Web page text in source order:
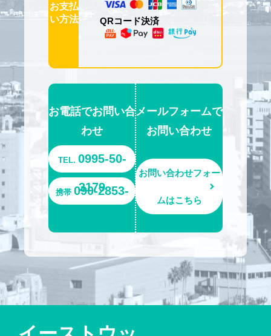
お支払
い方法
QRコード決済
お電話でお問い合
わせ
TEL. 0995-50-
3179
携帯 090-2853-
メールフォームで
お問い合わせ
お問い合わせフォー
ムはこちら